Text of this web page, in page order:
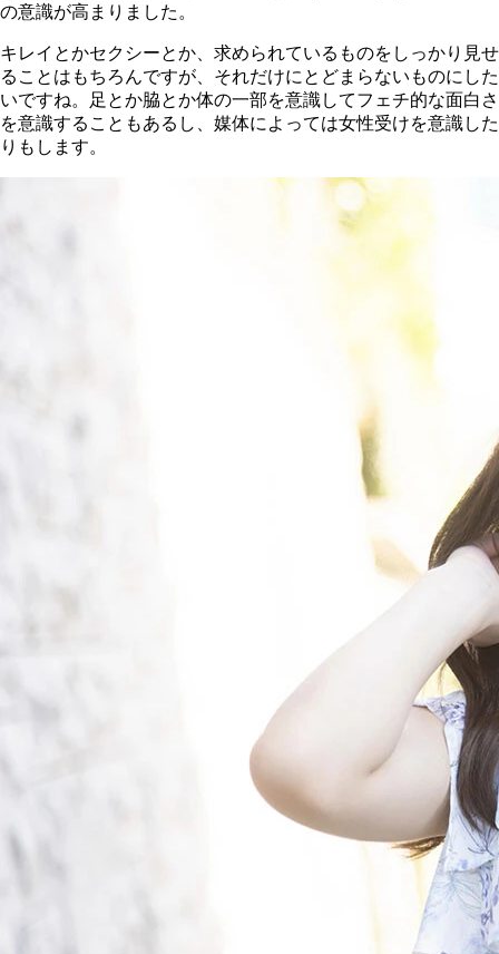
の意識が高まりました。
キレイとかセクシーとか、求められているものをしっかり見せ
ることはもちろんですが、それだけにとどまらないものにした
いですね。足とか脇とか体の一部を意識してフェチ的な面白さ
を意識することもあるし、媒体によっては女性受けを意識した
りもします。